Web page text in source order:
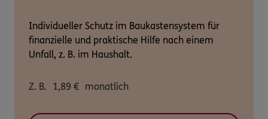
Individueller Schutz im Baukastensystem für
finanzielle und praktische Hilfe nach einem
Unfall, z. B. im Haushalt.
Z. B. 1,89 € monatlich